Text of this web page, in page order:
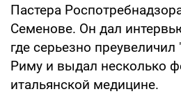
Пастера
Семенове. Он дал
где серьезно
Риму и выдал несколько
итальянской медицине.